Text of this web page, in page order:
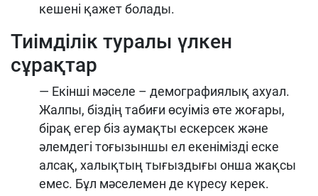
кешені қажет болады.
Тиімділік туралы үлкен
сұрақтар
— Екінші мәселе – демографиялық ахуал.
Жалпы, біздің табиғи өсуіміз өте жоғары,
бірақ егер біз аумақты ескерсек және
әлемдегі тоғызыншы ел екенімізді еске
алсақ, халықтың тығыздығы онша жақсы
емес. Бұл мәселемен де күресу керек.